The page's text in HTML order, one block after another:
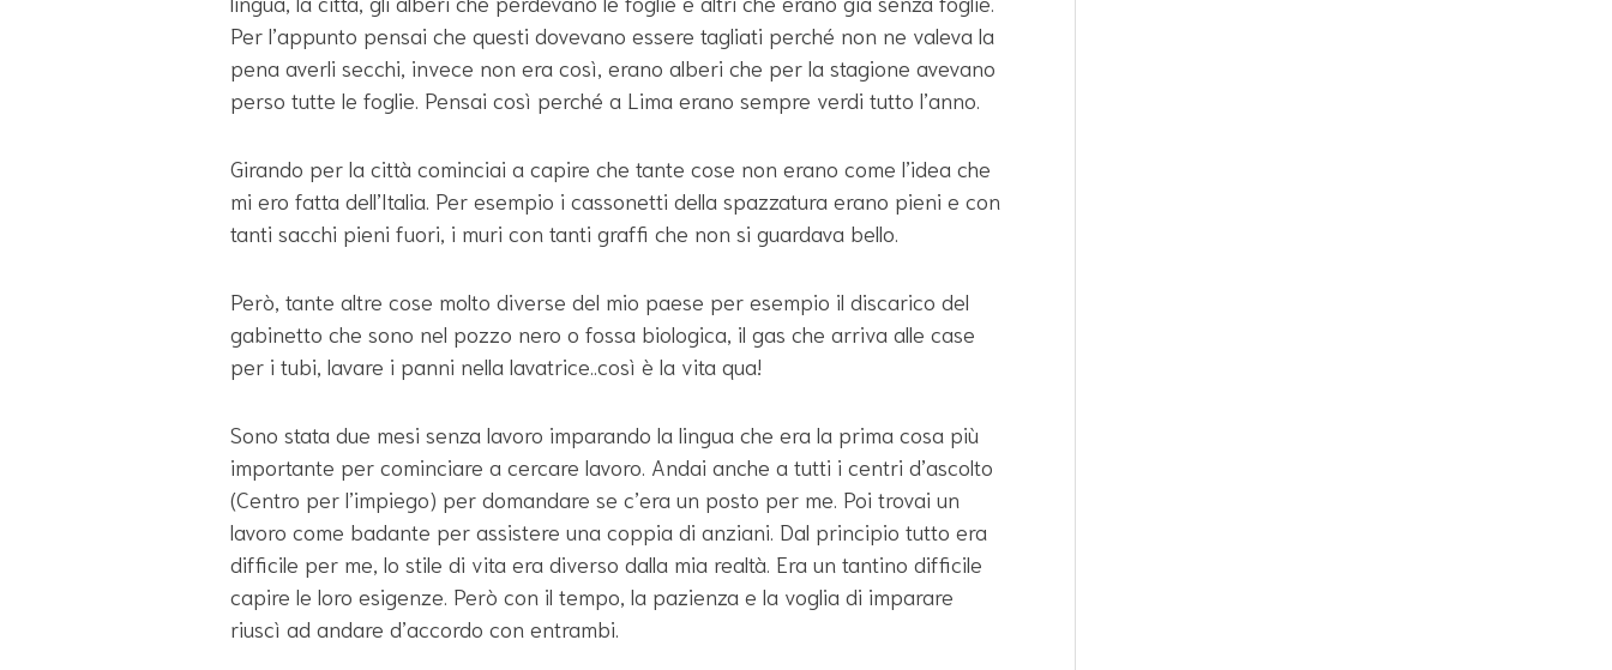
Per l’appunto pensai che questi dovevano essere tagliati perché non ne valeva la
pena averli secchi, invece non era così, erano alberi che per la stagione avevano
perso tutte le foglie. Pensai così perché a Lima erano sempre verdi tutto l’anno.
Girando per la città cominciai a capire che tante cose non erano come l’idea che
mi ero fatta dell’Italia. Per esempio i cassonetti della spazzatura erano pieni e con
tanti sacchi pieni fuori, i muri con tanti graffi che non si guardava bello.
Però, tante altre cose molto diverse del mio paese per esempio il discarico del
gabinetto che sono nel pozzo nero o fossa biologica, il gas che arriva alle case
per i tubi, lavare i panni nella lavatrice..così è la vita qua!
Sono stata due mesi senza lavoro imparando la lingua che era la prima cosa più
importante per cominciare a cercare lavoro. Andai anche a tutti i centri d’ascolto
(Centro per l’impiego) per domandare se c’era un posto per me. Poi trovai un
lavoro come badante per assistere una coppia di anziani. Dal principio tutto era
difficile per me, lo stile di vita era diverso dalla mia realtà. Era un tantino difficile
capire le loro esigenze. Però con il tempo, la pazienza e la voglia di imparare
riuscì ad andare d’accordo con entrambi.